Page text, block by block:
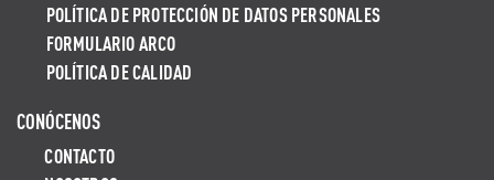
POLÍTICA DE PROTECCIÓN DE DATOS PERSONALES
FORMULARIO ARCO
POLÍTICA DE CALIDAD
CONÓCENOS
CONTACTO